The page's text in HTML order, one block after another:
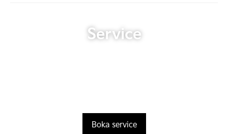
Service
Boka service